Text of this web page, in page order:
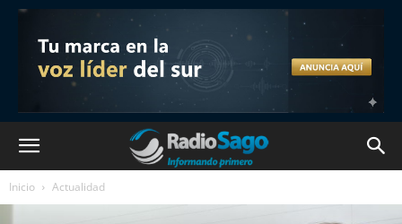
Inicio Actualidad